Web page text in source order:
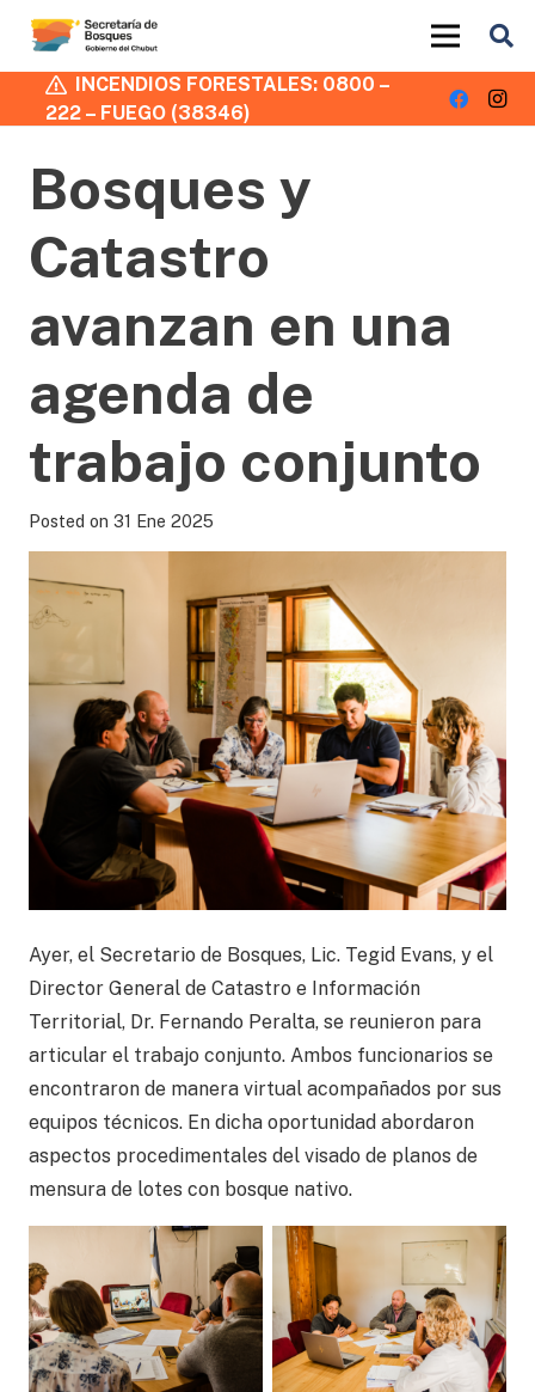
INCENDIOS FORESTALES: 0800 –
222 – FUEGO (38346)
Bosques y
Catastro
avanzan en una
agenda de
trabajo conjunto
Posted on 31 Ene 2025
Ayer, el Secretario de Bosques, Lic. Tegid Evans, y el
Director General de Catastro e Información
Territorial, Dr. Fernando Peralta, se reunieron para
articular el trabajo conjunto. Ambos funcionarios se
encontraron de manera virtual acompañados por sus
equipos técnicos. En dicha oportunidad abordaron
aspectos procedimentales del visado de planos de
mensura de lotes con bosque nativo.